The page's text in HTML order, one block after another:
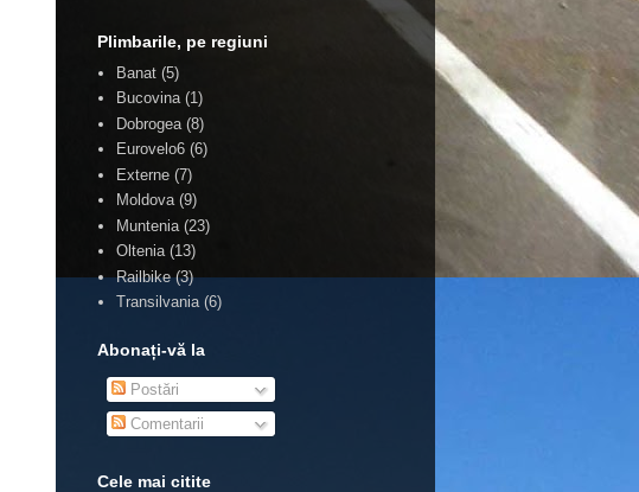
Plimbarile, pe regiuni
Banat (5)
Bucovina (1)
Dobrogea (8)
Eurovelo6 (6)
Externe (7)
Moldova (9)
Muntenia (23)
Oltenia (13)
Railbike (3)
Transilvania (6)
Abonați-vă la
Postări
Comentarii
Cele mai citite